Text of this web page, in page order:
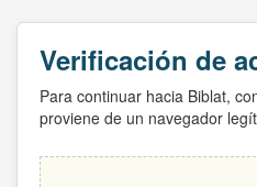
Verificación de
Para continuar hacia Biblat,
proviene de un navegador